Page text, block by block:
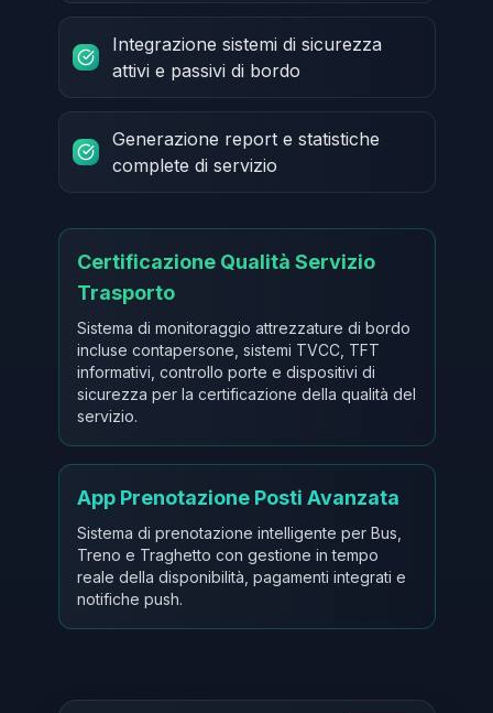
Integrazione sistemi di sicurezza
attivi e passivi di bordo
Generazione report e statistiche
complete di servizio
Certificazione Qualità Servizio
Trasporto
Sistema di monitoraggio attrezzature di bordo
incluse contapersone, sistemi TVCC, TFT
informativi, controllo porte e dispositivi di
sicurezza per la certificazione della qualità del
servizio.
App Prenotazione Posti Avanzata
Sistema di prenotazione intelligente per Bus,
Treno e Traghetto con gestione in tempo
reale della disponibilità, pagamenti integrati e
notifiche push.